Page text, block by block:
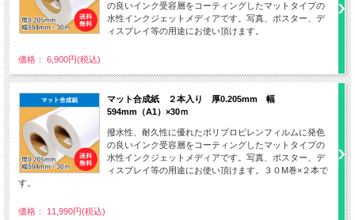
の良いインク受容層をコーティングしたマットタイプの
水性インクジェットメディアです。写真、ポスター、デ
ィスプレイ等の用途にお使い頂けます。
価格： 6,900円(税込)
マット合成紙 ２本入り 厚0.205mm 幅
594mm（A1）×30ｍ
撥水性、耐久性に優れたポリプロピレンフィルムに発色
の良いインク受容層をコーティングしたマットタイプの
水性インクジェットメディアです。写真、ポスター、デ
ィスプレイ等の用途にお使い頂けます。３０M巻×２本で
す。
価格： 11,990円(税込)